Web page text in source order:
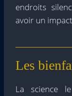
endroits
avoir un
Les
La science